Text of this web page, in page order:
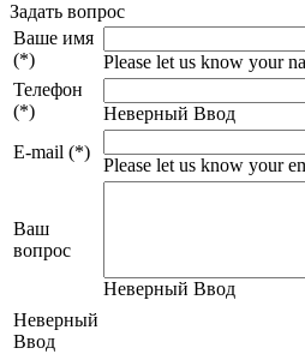
Задать вопрос
Ваше имя
(*)
Please let us know your
Телефон
(*)
Неверный Ввод
E-mail (*)
Please let us know your
Ваш
вопрос
Неверный Ввод
Неверный
Ввод